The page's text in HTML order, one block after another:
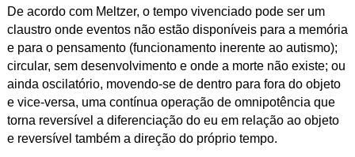
De acordo com Meltzer, o tempo vivenciado pode ser um
claustro onde eventos não estão disponíveis para a memória
e para o pensamento (funcionamento inerente ao autismo);
circular, sem desenvolvimento e onde a morte não existe; ou
ainda oscilatório, movendo-se de dentro para fora do objeto
e vice-versa, uma contínua operação de omnipotência que
torna reversível a diferenciação do eu em relação ao objeto
e reversível também a direção do próprio tempo.